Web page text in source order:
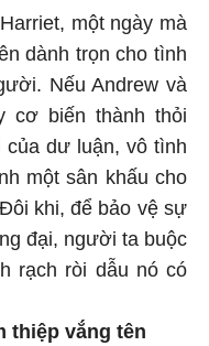
một ngày mà
dành trọn cho tình
Nếu Andrew và
cơ biến thành thỏi
dư luận, vô tình
một sân khấu cho
khi, để bảo vệ sự
đại, người ta buộc
rạch ròi dẫu nó có
thiệp vắng tên